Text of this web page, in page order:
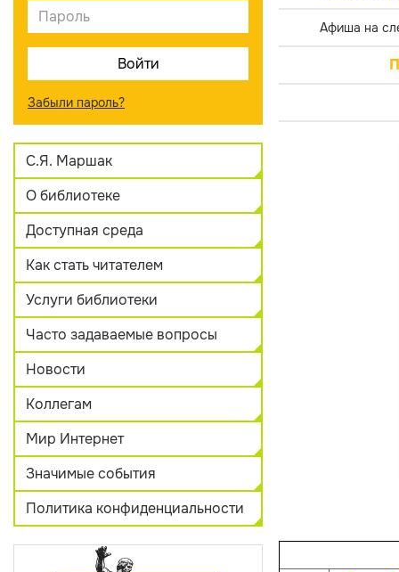
Забыли пароль?
С.Я. Маршак
О библиотеке
Доступная среда
Как стать читателем
Услуги библиотеки
Часто задаваемые вопросы
Новости
Коллегам
Мир Интернет
Значимые события
Политика конфиденциальности
Афиша на